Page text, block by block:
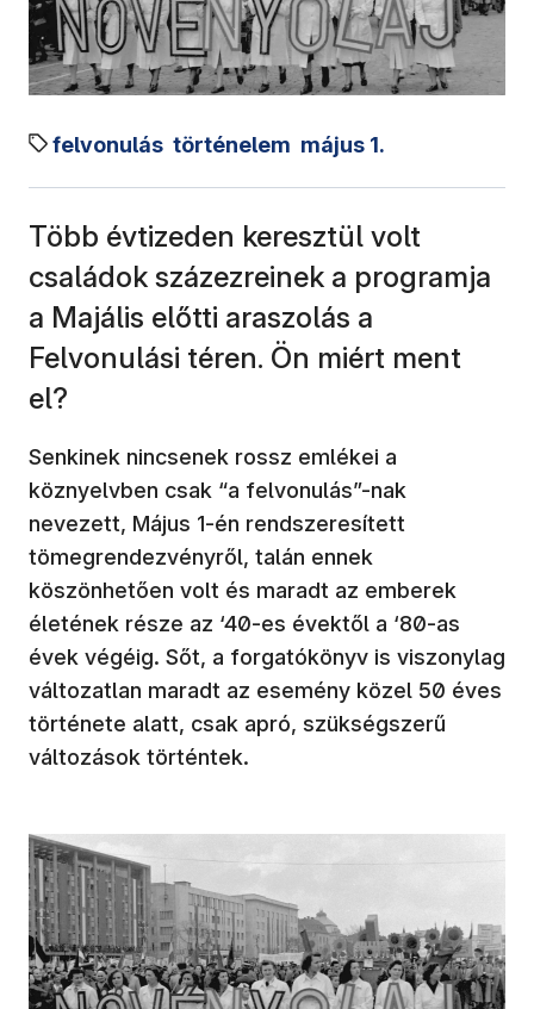
felvonulás történelem május 1.
Több évtizeden keresztül volt
családok százezreinek a programja
a Majális előtti araszolás a
Felvonulási téren. Ön miért ment
el?
Senkinek nincsenek rossz emlékei a
köznyelvben csak “a felvonulás”-nak
nevezett, Május 1-én rendszeresített
tömegrendezvényről, talán ennek
köszönhetően volt és maradt az emberek
életének része az ‘40-es évektől a ‘80-as
évek végéig. Sőt, a forgatókönyv is viszonylag
változatlan maradt az esemény közel 50 éves
története alatt, csak apró, szükségszerű
változások történtek.